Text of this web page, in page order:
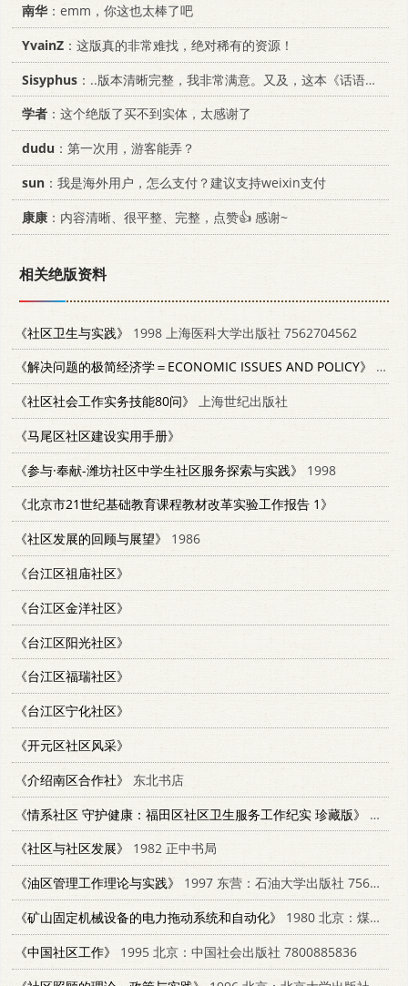
南华 ：emm，你这也太棒了吧
YvainZ ：这版真的非常难找，绝对稀有的资源！
Sisyphus ：..版本清晰完整，我非常满意。又及，这本《话语的真相》...
学者 ：这个绝版了买不到实体，太感谢了
dudu ：第一次用，游客能弄？
sun ：我是海外用户，怎么支付？建议支持weixin支付
康康 ：内容清晰、很平整、完整，点赞👍 感谢~
相关绝版资料
《社区卫生与实践》
1998 上海医科大学出版社 7562704562
《解决问题的极简经济学＝ECONOMIC ISSUES AND POLICY》
《社区社会工作实务技能80问》
上海世纪出版社
《马尾区社区建设实用手册》
《参与·奉献-潍坊社区中学生社区服务探索与实践》
1998
《北京市21世纪基础教育课程教材改革实验工作报告 1》
《社区发展的回顾与展望》
1986
《台江区祖庙社区》
《台江区金洋社区》
《台江区阳光社区》
《台江区福瑞社区》
《台江区宁化社区》
《开元区社区风采》
《介绍南区合作社》
东北书店
《情系社区 守护健康：福田区社区卫生服务工作纪实 珍藏版》
《社区与社区发展》
1982 正中书局
《油区管理工作理论与实践》
1997 东营：石油大学出版社 7563610014
《矿山固定机械设备的电力拖动系统和自动化》
1980 北京：煤炭工业出版社 15035·2305
《中国社区工作》
1995 北京：中国社会出版社 7800885836